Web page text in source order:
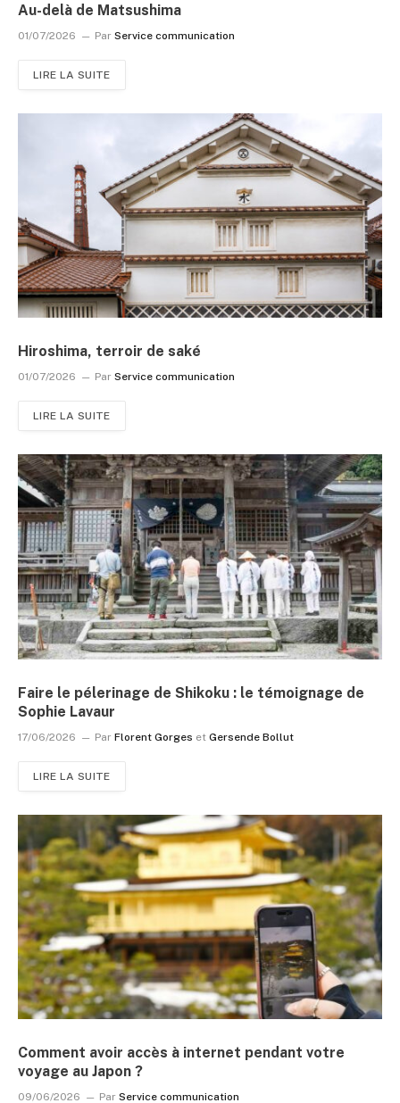
Au-delà de Matsushima
01/07/2026 Par Service communication
LIRE LA SUITE
Hiroshima, terroir de saké
01/07/2026 Par Service communication
LIRE LA SUITE
Faire le pélerinage de Shikoku : le témoignage de
Sophie Lavaur
17/06/2026 Par Florent Gorges et Gersende Bollut
LIRE LA SUITE
Comment avoir accès à internet pendant votre
voyage au Japon ?
09/06/2026 Par Service communication